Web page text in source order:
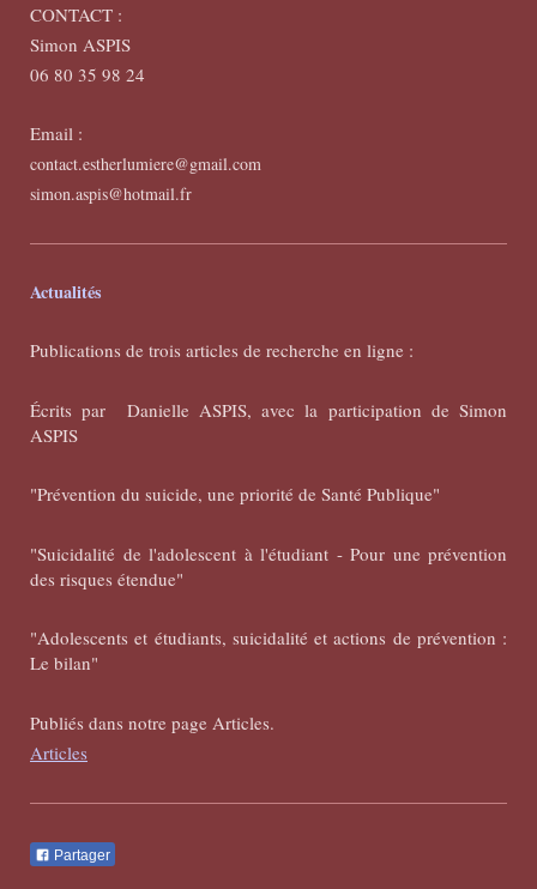
CONTACT :
Simon ASPIS
06 80 35 98 24
Email :
contact.estherlumiere@gmail.com
simon.aspis@hotmail.fr
Actualités
Publications de trois articles de recherche en ligne :
Écrits par Danielle ASPIS, avec la participation de Simon
ASPIS
"Prévention du suicide, une priorité de Santé Publique"
"Suicidalité de l'adolescent à l'étudiant - Pour une prévention
des risques étendue"
"Adolescents et étudiants, suicidalité et actions de prévention :
Le bilan"
Publiés dans notre page Articles.
Articles
Partager